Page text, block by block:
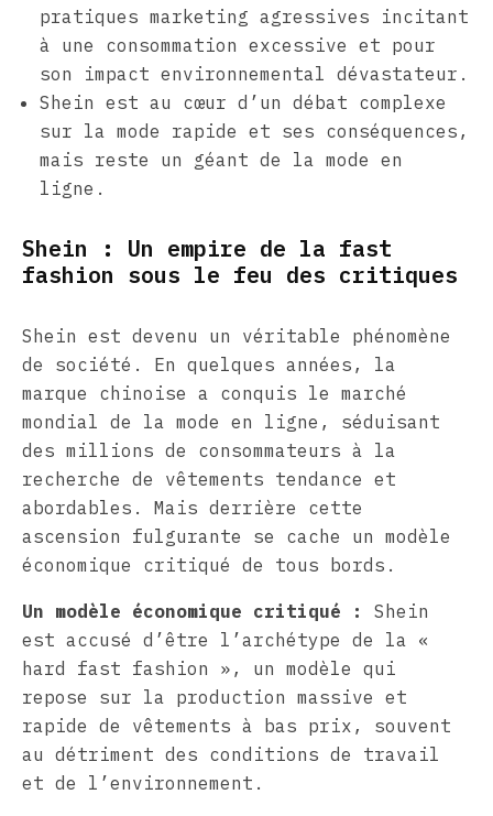
pratiques marketing agressives incitant
à une consommation excessive et pour
son impact environnemental dévastateur.
Shein est au cœur d’un débat complexe
sur la mode rapide et ses conséquences,
mais reste un géant de la mode en
ligne.
Shein : Un empire de la fast
fashion sous le feu des critiques
Shein est devenu un véritable phénomène
de société. En quelques années, la
marque chinoise a conquis le marché
mondial de la mode en ligne, séduisant
des millions de consommateurs à la
recherche de vêtements tendance et
abordables. Mais derrière cette
ascension fulgurante se cache un modèle
économique critiqué de tous bords.
Un modèle économique critiqué :
Shein
est accusé d’être l’archétype de la «
hard fast fashion », un modèle qui
repose sur la production massive et
rapide de vêtements à bas prix, souvent
au détriment des conditions de travail
et de l’environnement.